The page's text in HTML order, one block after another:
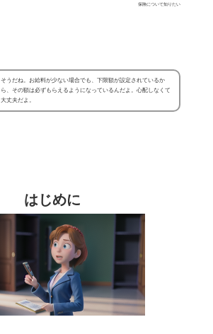
保険について知りたい
そうだね。お給料が少ない場合でも、下限額が設定されているか
ら、その額は必ずもらえるようになっているんだよ。心配しなくて
大丈夫だよ。
はじめに